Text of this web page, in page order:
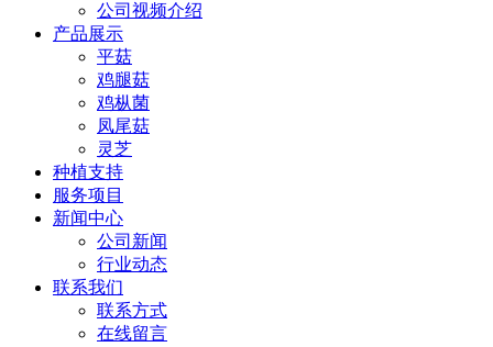
公司视频介绍
产品展示
平菇
鸡腿菇
鸡枞菌
凤尾菇
灵芝
种植支持
服务项目
新闻中心
公司新闻
行业动态
联系我们
联系方式
在线留言